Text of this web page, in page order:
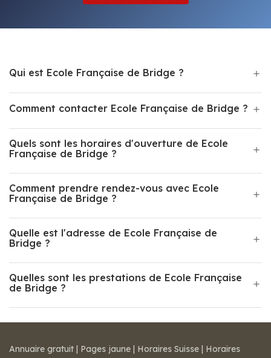
Qui est Ecole Française de Bridge ?
Comment contacter Ecole Française de Bridge ?
Quels sont les horaires d'ouverture de Ecole
Française de Bridge ?
Comment prendre rendez-vous avec Ecole
Française de Bridge ?
Quelle est l'adresse de Ecole Française de
Bridge ?
Quelles sont les prestations de Ecole Française
de Bridge ?
Annuaire gratuit | Pages jaune | Horaires Suisse | Horaires